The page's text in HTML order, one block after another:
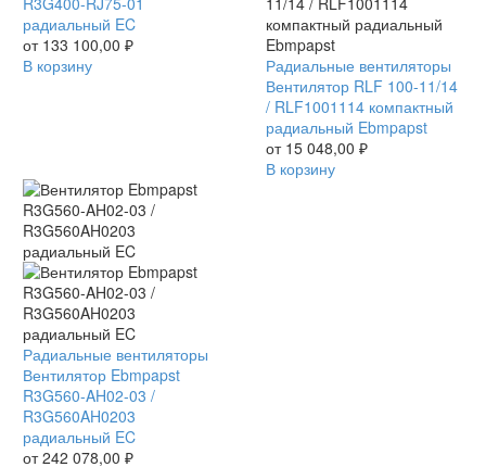
RJ75-
01
радиальный
радиальный EC
от 133 100,00 ₽
В корзину
Вентилятор
RLF
100-
11/14
/
RLF1001114
Радиальные вентиляторы
Вентилятор RLF 100-11/14
/ RLF1001114 компактный
радиальный Ebmpapst
от 15 048,00 ₽
В корзину
Вентилятор
Ebmpapst
R3G560-
AH02-
03
/
Радиальные вентиляторы
Вентилятор Ebmpapst
R3G560-AH02-03 /
R3G560AH0203
радиальный EC
от242 078,00 ₽